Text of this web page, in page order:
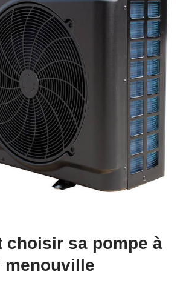
choisir sa pompe à
menouville